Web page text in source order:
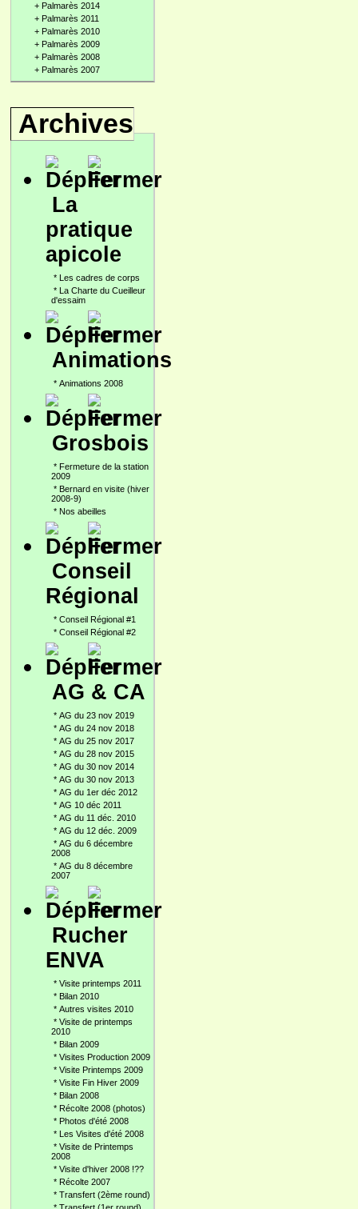
+ Palmarès 2014
+ Palmarès 2011
+ Palmarès 2010
+ Palmarès 2009
+ Palmarès 2008
+ Palmarès 2007
Archives
La
pratique
apicole
* Les cadres de corps
* La Charte du Cueilleur
d'essaim
Animations
* Animations 2008
Grosbois
* Fermeture de la station
2009
* Bernard en visite (hiver
2008-9)
* Nos abeilles
Conseil
Régional
* Conseil Régional #1
* Conseil Régional #2
AG & CA
* AG du 23 nov 2019
* AG du 24 nov 2018
* AG du 25 nov 2017
* AG du 28 nov 2015
* AG du 30 nov 2014
* AG du 30 nov 2013
* AG du 1er déc 2012
* AG 10 déc 2011
* AG du 11 déc. 2010
* AG du 12 déc. 2009
* AG du 6 décembre
2008
* AG du 8 décembre
2007
Rucher
ENVA
* Visite printemps 2011
* Bilan 2010
* Autres visites 2010
* Visite de printemps
2010
* Bilan 2009
* Visites Production 2009
* Visite Printemps 2009
* Visite Fin Hiver 2009
* Bilan 2008
* Récolte 2008 (photos)
* Photos d'été 2008
* Les Visites d'été 2008
* Visite de Printemps
2008
* Visite d'hiver 2008 !??
* Récolte 2007
* Transfert (2ème round)